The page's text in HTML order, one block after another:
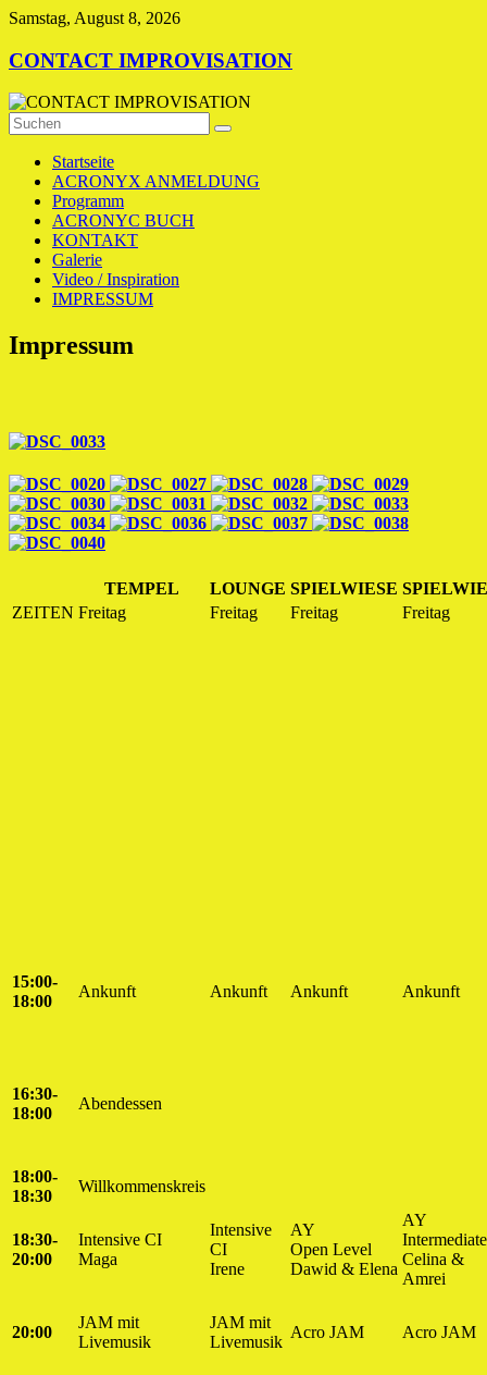
Zum
springen
Samstag, August 8, 2026
CONTACT IMPROVISATION
Startseite
ACRONYX ANMELDUNG
Programm
ACRONYC BUCH
KONTAKT
Galerie
Video / Inspiration
IMPRESSUM
Impressum
TEMPEL LOUNGE SPIELWIESE
ZEITEN Freitag Freitag Freitag Freitag
15:00-
18:00
Ankunft Ankunft Ankunft Ankunft
16:30-
18:00
Abendessen
18:00-
18:30
Willkommenskreis
18:30-
20:00
Intensive CI
Maga
Intensive
CI
Irene
AY
Open Level
Dawid & Elena
AY
Intermediate
Celina &
Amrei
20:00
JAM mit
Livemusik
JAM mit
Livemusik
Acro JAM Acro JAM